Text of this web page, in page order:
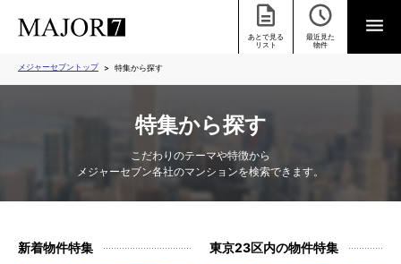
あとで見る
リスト
最近見た
物件
メジャーセブントップ 特集から探す
特集から探す
こだわりのテーマや特徴から
メジャーセブン各社のマンションを検索できます。
新着物件特集 東京23区内の物件特集